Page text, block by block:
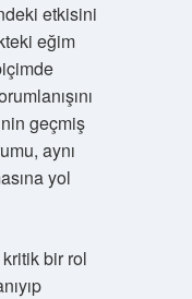
etkisini
eğim
geçmiş
aynı
yol
bir rol